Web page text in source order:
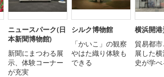
ニュースパーク(日
本新聞博物館)
新聞にまつわる展
示、体験コーナー
が充実
シルク博物館
「かいこ」の観察
やはた織り体験も
できる
横浜開
貿易都
展した
史が学べ